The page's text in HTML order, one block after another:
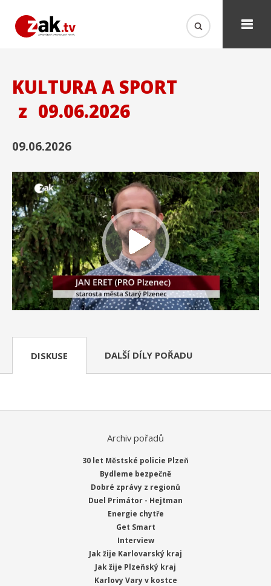
KULTURA A SPORT
z 09.06.2026
09.06.2026
DISKUSE DALŠÍ DÍLY POŘADU
Archiv pořadů
30 let Městské policie Plzeň
Bydleme bezpečně
Dobré zprávy z regionů
Duel Primátor - Hejtman
Energie chytře
Get Smart
Interview
Jak žije Karlovarský kraj
Jak žije Plzeňský kraj
Karlovy Vary v kostce